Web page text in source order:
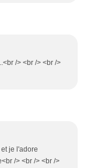
/> <br /> <br />
je l'adore
/> <br /> <br />